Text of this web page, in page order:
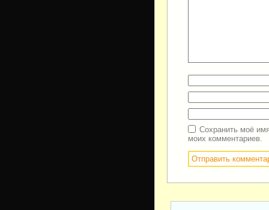
Сохранить моё
моих комментариев.